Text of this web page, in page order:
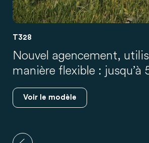
T328
Nouvel agencement,
manière flexible : jusqu’à
Voir le modèle